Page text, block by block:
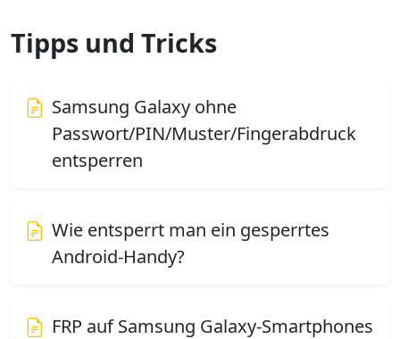
Tipps und Tricks
Samsung Galaxy ohne
Passwort/PIN/Muster/Fingerabdruck
entsperren
Wie entsperrt man ein gesperrtes
Android-Handy?
FRP auf Samsung Galaxy-Smartphones